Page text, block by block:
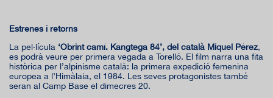
Estrenes i retorns
La pel·lícula ‘Obrint camí. Kangtega 84’, del català Miquel Pérez,
es podrà veure per primera vegada a Torelló. El film narra una fita
històrica per l’alpinisme català: la primera expedició femenina
europea a l’Himàlaia, el 1984. Les seves protagonistes també
seran al Camp Base el dimecres 20.